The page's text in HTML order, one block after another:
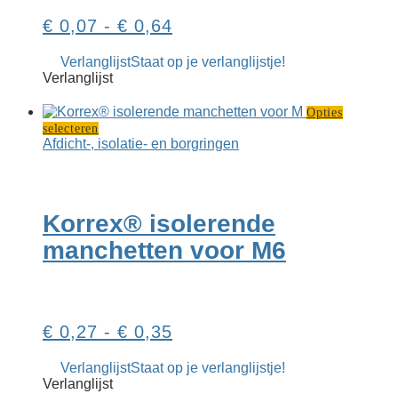
€ 0,07 - € 0,64
tot
VerlanglijstStaat op je verlanglijstje!
Verlanglijst
Opties
selecterenDit
product
optie
kan
gekozen
Afdicht-, isolatie- en borgringen
Korrex® isolerende
manchetten voor M6
€ 0,27 - € 0,35
tot
VerlanglijstStaat op je verlanglijstje!
Verlanglijst